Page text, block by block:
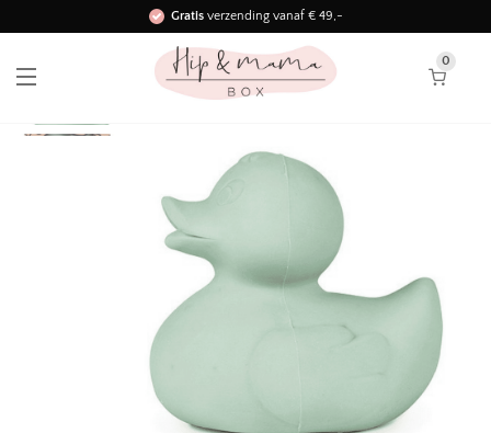
Gratisverzending vanaf € 49,-
Binnen 3 werkdagen in huis!
0